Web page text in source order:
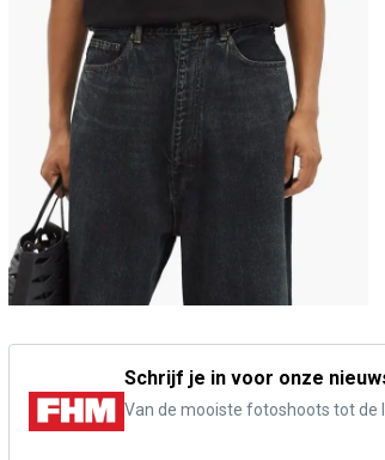
Schrijf je in voor onze
Van de mooiste fotoshoots tot de